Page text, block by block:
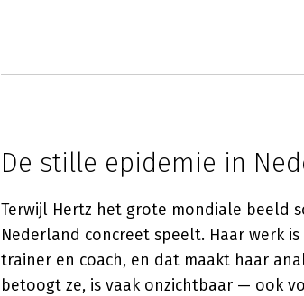
De stille epidemie in
Terwijl Hertz het grote mondiale beeld
Nederland concreet speelt. Haar werk
trainer en coach, en dat maakt haar
betoogt ze, is vaak onzichtbaar — ook